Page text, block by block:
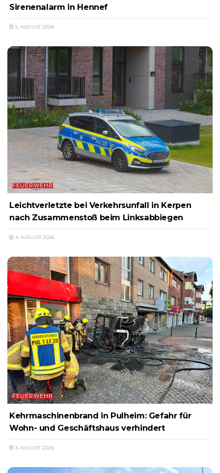
Sirenenalarm in Hennef
5. AUGUST 2026
FEUERWEHR
Leichtverletzte bei Verkehrsunfall in Kerpen
nach Zusammenstoß beim Linksabbiegen
4. AUGUST 2026
FEUERWEHR
Kehrmaschinenbrand in Pulheim: Gefahr für
Wohn- und Geschäftshaus verhindert
3. AUGUST 2026